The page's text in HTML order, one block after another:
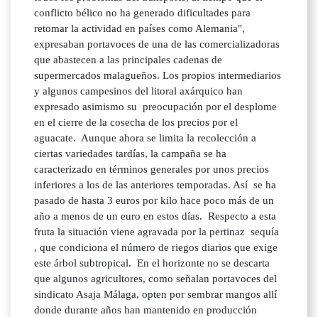
conflicto bélico no ha generado dificultades para
retomar la actividad en países como Alemania",
expresaban portavoces de una de las comercializadoras
que abastecen a las principales cadenas de
supermercados malagueños. Los propios intermediarios
y algunos campesinos del litoral axárquico han
expresado asimismo su preocupación por el desplome
en el cierre de la cosecha de los precios por el
aguacate. Aunque ahora se limita la recolección a
ciertas variedades tardías, la campaña se ha
caracterizado en términos generales por unos precios
inferiores a los de las anteriores temporadas. Así se ha
pasado de hasta 3 euros por kilo hace poco más de un
año a menos de un euro en estos días. Respecto a esta
fruta la situación viene agravada por la pertinaz sequía
, que condiciona el número de riegos diarios que exige
este árbol subtropical. En el horizonte no se descarta
que algunos agricultores, como señalan portavoces del
sindicato Asaja Málaga, opten por sembrar mangos allí
donde durante años han mantenido en producción